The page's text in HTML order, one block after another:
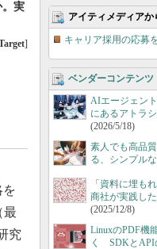
。実
]
を
最
究
アイティメディアか
キャリア採用の応募
ベンダーコンテンツ
AIエージェン
にあるアトラ
(2026/5/18)
素人でも高品
る、シンプル
「資料に埋も
商社が実践し
(2025/12/8)
LinuxのPDF機
く SDKとAPI